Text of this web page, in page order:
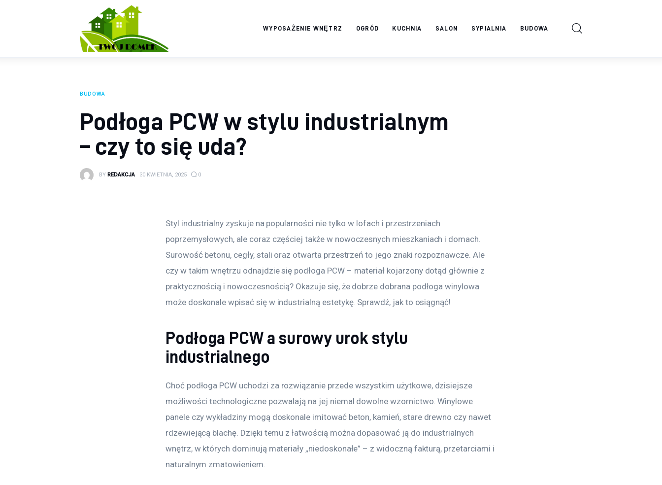
WYPOSAŻENIE WNĘTRZ OGRÓD KUCHNIA SALON SYPIALNIA BUDOWA
BUDOWA
Podłoga PCW w stylu industrialnym
– czy to się uda?
BY REDAKCJA 30 KWIETNIA, 2025 0
Styl industrialny zyskuje na popularności nie tylko w lofach i przestrzeniach
poprzemysłowych, ale coraz częściej także w nowoczesnych mieszkaniach i domach.
Surowość betonu, cegły, stali oraz otwarta przestrzeń to jego znaki rozpoznawcze. Ale
czy w takim wnętrzu odnajdzie się podłoga PCW – materiał kojarzony dotąd głównie z
praktycznością i nowoczesnością? Okazuje się, że dobrze dobrana podłoga winylowa
może doskonale wpisać się w industrialną estetykę. Sprawdź, jak to osiągnąć!
Podłoga PCW a surowy urok stylu
industrialnego
Choć podłoga PCW uchodzi za rozwiązanie przede wszystkim użytkowe, dzisiejsze
możliwości technologiczne pozwalają na jej niemal dowolne wzornictwo. Winylowe
panele czy wykładziny mogą doskonale imitować beton, kamień, stare drewno czy nawet
rdzewiejącą blachę. Dzięki temu z łatwością można dopasować ją do industrialnych
wnętrz, w których dominują materiały „niedoskonałe” – z widoczną fakturą, przetarciami i
naturalnym zmatowieniem.